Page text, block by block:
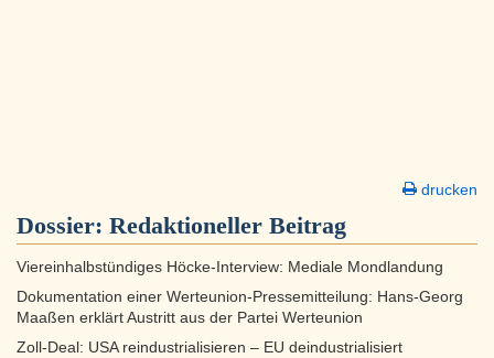
drucken
Dossier: Redaktioneller Beitrag
Viereinhalbstündiges Höcke-Interview: Mediale Mondlandung
Dokumentation einer Werteunion-Pressemitteilung: Hans-Georg
Maaßen erklärt Austritt aus der Partei Werteunion
Zoll-Deal: USA reindustrialisieren – EU deindustrialisiert